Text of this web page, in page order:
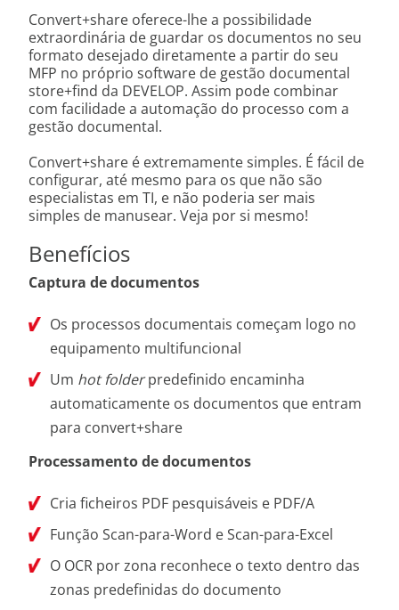
Convert+share oferece-lhe a possibilidade
extraordinária de guardar os documentos no seu
formato desejado diretamente a partir do seu
MFP no próprio software de gestão documental
store+find da DEVELOP. Assim pode combinar
com facilidade a automação do processo com a
gestão documental.
Convert+share é extremamente simples. É fácil de
configurar, até mesmo para os que não são
especialistas em TI, e não poderia ser mais
simples de manusear. Veja por si mesmo!
Benefícios
Captura de documentos
Os processos documentais começam logo no
equipamento multifuncional
Um hot folderpredefinido encaminha
automaticamente os documentos que entram
para convert+share
Processamento de documentos
Cria ficheiros PDF pesquisáveis e PDF/A
Função Scan-para-Word e Scan-para-Excel
O OCR por zona reconhece o texto dentro das
zonas predefinidas do documento